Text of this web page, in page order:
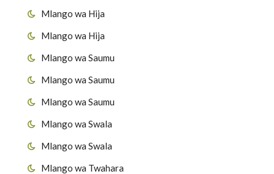
Mlango wa Hija
Mlango wa Hija
Mlango wa Saumu
Mlango wa Saumu
Mlango wa Saumu
Mlango wa Swala
Mlango wa Swala
Mlango wa Twahara